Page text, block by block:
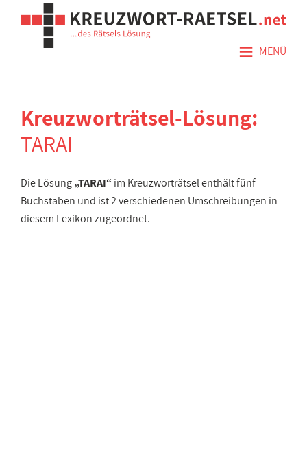
≡ MENÜ
Kreuzworträtsel-Lösung:
TARAI
Die Lösung„TARAI“ im Kreuzworträtsel enthält fünf
Buchstaben und ist 2 verschiedenen Umschreibungen in
diesem Lexikon zugeordnet.